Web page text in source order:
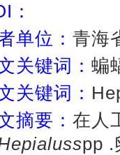
：
单位： 青海
关键词： 蝙
关键词：
摘要： 在人
pp .